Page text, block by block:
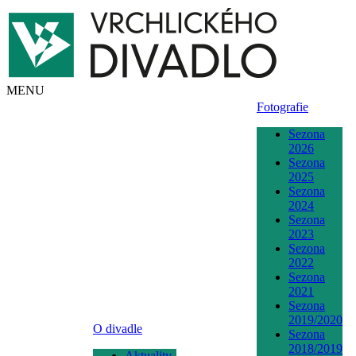
MENU
O divadle
Fotografie
Sezona
2026
Sezona
2025
Sezona
2024
Sezona
2023
Sezona
2022
Sezona
2021
Sezona
2019/2020
Sezona
2018/2019